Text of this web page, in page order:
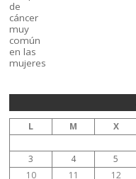
L M X
3
4 5
10
11 12